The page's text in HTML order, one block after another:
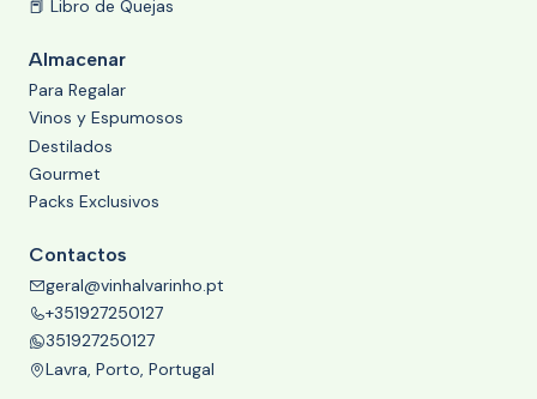
📕 Libro de Quejas
Almacenar
Para Regalar
Vinos y Espumosos
Destilados
Gourmet
Packs Exclusivos
Contactos
geral@vinhalvarinho.pt
+351927250127
351927250127
Lavra, Porto, Portugal